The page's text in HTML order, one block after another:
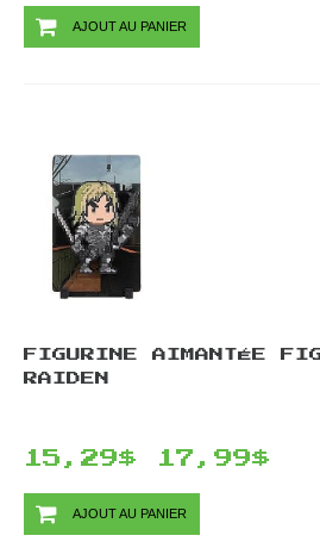
AJOUT AU PANIER
FIGURINE AIMANTÉE
RAIDEN
15,29$ 17,99$
AJOUT AU PANIER